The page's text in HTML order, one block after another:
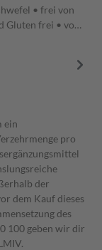
• frei von
Gluten frei • vo…
ein
pro
der
dem Kauf dieses
des
100 geben wir dir